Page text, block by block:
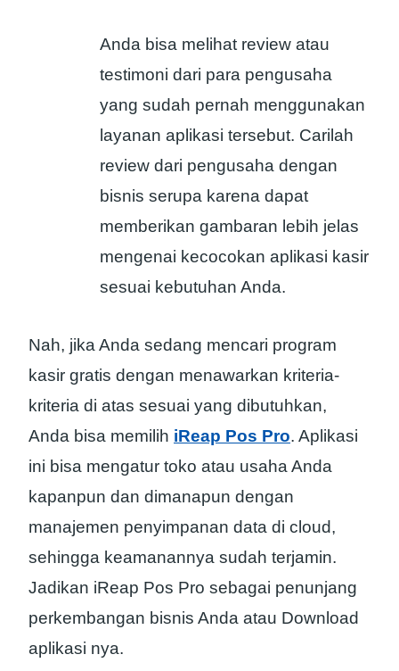
Anda bisa melihat review atau
testimoni dari para pengusaha
yang sudah pernah menggunakan
layanan aplikasi tersebut. Carilah
review dari pengusaha dengan
bisnis serupa karena dapat
memberikan gambaran lebih jelas
mengenai kecocokan aplikasi kasir
sesuai kebutuhan Anda.
Nah, jika Anda sedang mencari program
kasir gratis dengan menawarkan kriteria-
kriteria di atas sesuai yang dibutuhkan,
Anda bisa memilih iReap Pos Pro. Aplikasi
ini bisa mengatur toko atau usaha Anda
kapanpun dan dimanapun dengan
manajemen penyimpanan data di cloud,
sehingga keamanannya sudah terjamin.
Jadikan iReap Pos Pro sebagai penunjang
perkembangan bisnis Anda atau Download
aplikasi nya.